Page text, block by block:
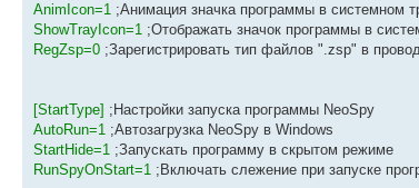
AnimIcon=1 ;Анимация значка программы в системном
ShowTrayIcon=1 ;Отображать значок программы в
RegZsp=0 ;Зарегистрировать тип файлов ".zsp" в
[StartType] ;Настройки запуска программы NeoSpy
AutoRun=1 ;Автозагрузка NeoSpy в Windows
StartHide=1 ;Запускать программу в скрытом режиме
RunSpyOnStart=1 ;Включать слежение при запуске